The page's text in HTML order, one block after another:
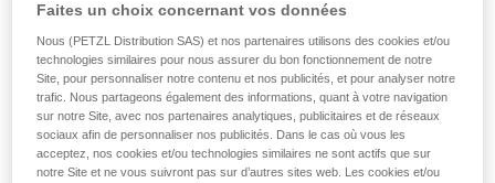
FOOTAPE
Pédale réglable en sangle
La pédale réglable FOOTAPE s'utilise avec la poignée
ASCENSION pour les remontées sur corde. Un élastique
ajustable en hauteur permet de maintenir le pied dans la
Faites un choix concernant vos données
Nous (PETZL Distribution SAS) et nos partenaires utilisons des cookies et/ou
technologies similaires pour nous assurer du bon fonctionnement de notre
Site, pour personnaliser notre contenu et nos publicités, et pour analyser notre
trafic. Nous partageons également des informations, quant à votre navigation
sur notre Site, avec nos partenaires analytiques, publicitaires et de réseaux
sociaux afin de personnaliser nos publicités. Dans le cas où vous les
acceptez, nos cookies et/ou technologies similaires ne sont actifs que sur
notre Site et ne vous suivront pas sur d’autres sites web. Les cookies et/ou